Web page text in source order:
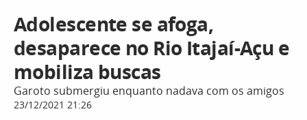
Adolescente se afoga,
desaparece no Rio Itajaí-Açu e
mobiliza buscas
Garoto submergiu enquanto nadava com os amigos
23/12/2021 21:26